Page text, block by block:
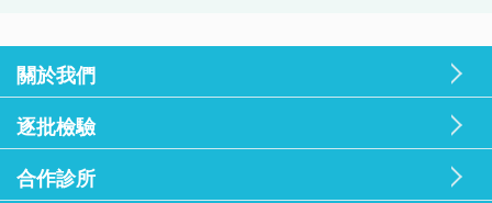
關於我們
逐批檢驗
合作診所